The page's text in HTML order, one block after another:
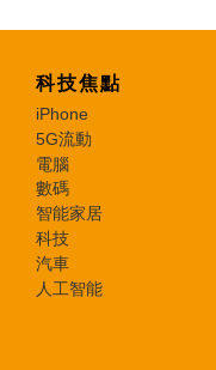
科技焦點
iPhone
5G流動
電腦
數碼
智能家居
科技
汽車
人工智能